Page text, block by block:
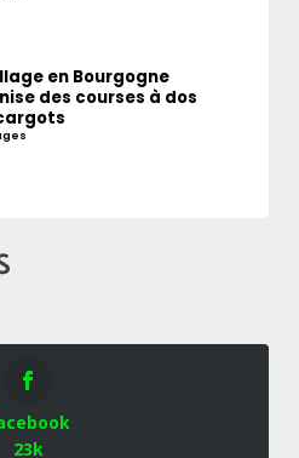
en Bourgogne
des courses à dos
23k